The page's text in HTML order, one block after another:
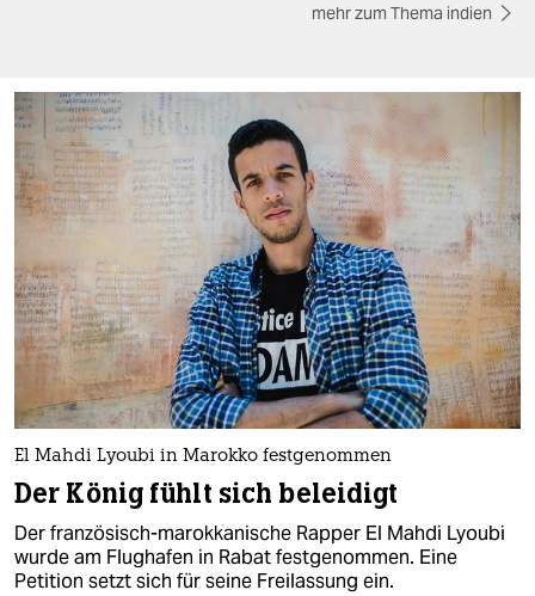
mehr zum Thema indien
El Mahdi Lyoubi in Marokko festgenommen
Der König fühlt sich beleidigt
Der französisch-marokkanische Rapper El Mahdi Lyoubi
wurde am Flughafen in Rabat festgenommen. Eine
Petition setzt sich für seine Freilassung ein.